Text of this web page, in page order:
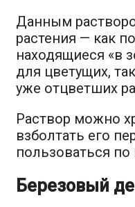
Данным
растения — как
находящиеся «в
для цветущих,
уже отцветших
Раствор можно
взболтать его
пользоваться
Березовый